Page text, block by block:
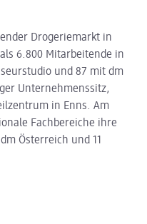
Drogeriemarkt in
6.800 Mitarbeitende in
und 87 mit dm
Unternehmenssitz,
in Enns. Am
Fachbereiche ihre
Österreich und 11